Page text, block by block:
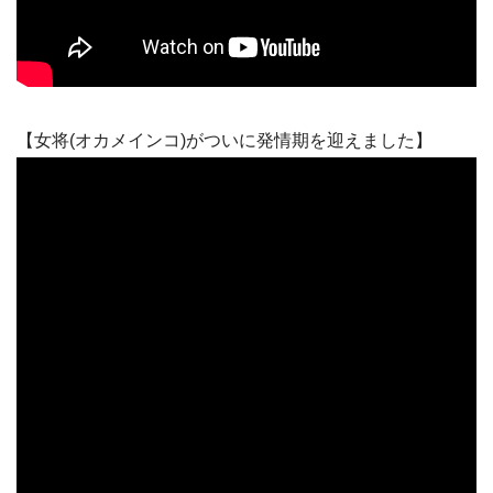
【女将(オカメインコ)がついに発情期を迎えました】